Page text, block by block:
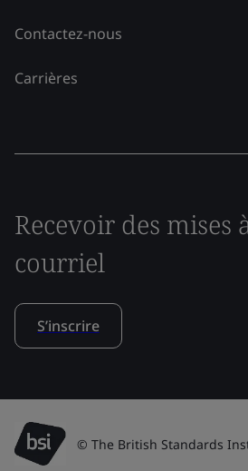
Contactez-nous
Carrières
Recevoir des mises
courriel
S’inscrire
© The British Standards